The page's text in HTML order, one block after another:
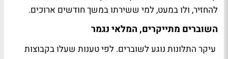
להחזיר, ולו במעט, למי ששירתו במשך חודשים ארוכים.
השוברים מתייקרים, המלאי נגמר
עיקר התלונות נוגע לשוברים. לפי טענות שעלו בקבוצות